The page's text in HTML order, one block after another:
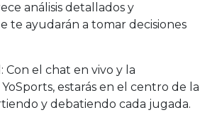
análisis detallados y
te ayudarán a tomar decisiones
Con el chat en vivo y la
estarás en el centro de la
y debatiendo cada jugada.